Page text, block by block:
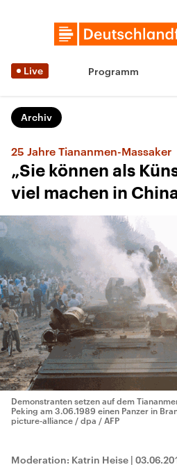
Live Programm
Archiv
25 Jahre Tiananmen-Massaker
„Sie können als
viel machen in
Demonstranten setzen auf dem
Peking am 3.06.1989 einen Panzer in
picture-alliance / dpa / AFP
Moderation: Katrin Heise |